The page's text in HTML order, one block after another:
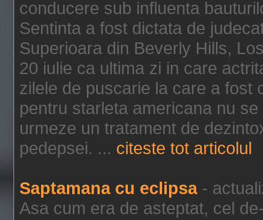
conducere sub influenta
Sentinta a fost dictata de
Superioara din Beverly Hills,
20 iulie ca ultima zi in care
zilele de puscarie la care a fost
pentru starleta americana nu
urmeze un tratament de
pedepsei. ... citeste tot articolul
Saptamana cu eclipsa-
Asa cum era de asteptat, cel